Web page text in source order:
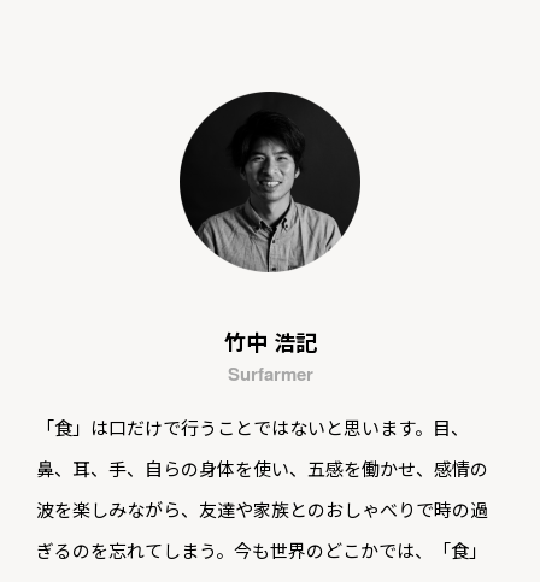
竹中 浩記
Surfarmer
「食」は口だけで行うことではないと思います。目、
鼻、耳、手、自らの身体を使い、五感を働かせ、感情の
波を楽しみながら、友達や家族とのおしゃべりで時の過
ぎるのを忘れてしまう。今も世界のどこかでは、「食」